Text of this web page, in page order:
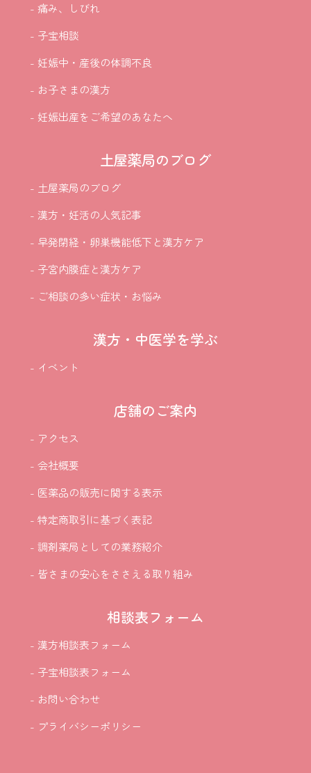
- 痛み、しびれ
- 子宝相談
- 妊娠中・産後の体調不良
- お子さまの漢方
- 妊娠出産をご希望のあなたへ
土屋薬局のブログ
- 土屋薬局のブログ
- 漢方・妊活の人気記事
- 早発閉経・卵巣機能低下と漢方ケア
- 子宮内膜症と漢方ケア
- ご相談の多い症状・お悩み
漢方・中医学を学ぶ
- イベント
店舗のご案内
- アクセス
- 会社概要
- 医薬品の販売に関する表示
- 特定商取引に基づく表記
- 調剤薬局としての業務紹介
- 皆さまの安心をささえる取り組み
相談表フォーム
- 漢方相談表フォーム
- 子宝相談表フォーム
- お問い合わせ
- プライバシーポリシー